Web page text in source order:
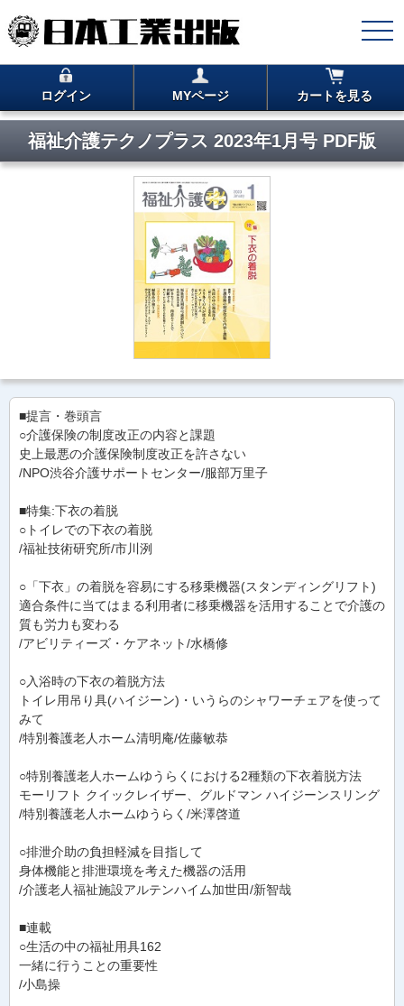
ログイン MYページ カートを見る
福祉介護テクノプラス 2023年1月号 PDF版
■提言・巻頭言
○介護保険の制度改正の内容と課題
史上最悪の介護保険制度改正を許さない
/NPO渋谷介護サポートセンター/服部万里子
■特集:下衣の着脱
○トイレでの下衣の着脱
/福祉技術研究所/市川洌
○「下衣」の着脱を容易にする移乗機器(スタンディングリフト)
適合条件に当てはまる利用者に移乗機器を活用することで介護の
質も労力も変わる
/アビリティーズ・ケアネット/水橋修
○入浴時の下衣の着脱方法
トイレ用吊り具(ハイジーン)・いうらのシャワーチェアを使って
みて
/特別養護老人ホーム清明庵/佐藤敏恭
○特別養護老人ホームゆうらくにおける2種類の下衣着脱方法
モーリフト クイックレイザー、グルドマン ハイジーンスリング
/特別養護老人ホームゆうらく/米澤啓道
○排泄介助の負担軽減を目指して
身体機能と排泄環境を考えた機器の活用
/介護老人福祉施設アルテンハイム加世田/新智哉
■連載
○生活の中の福祉用具162
一緒に行うことの重要性
/小島操